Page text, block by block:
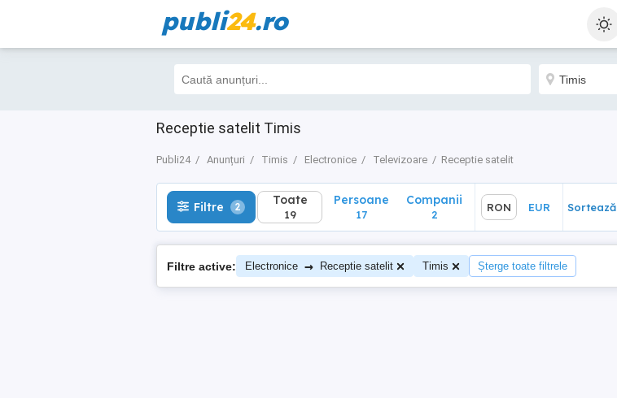
publi24.ro
Receptie satelit Timis
Publi24 Anunțuri Timis Electronice Televizoare Receptie satelit
Filtre 2 Toate
19
Sortează
Filtre 2 Toate
19
Persoane
17
Companii
2
RON EUR Sortează
Filtre active: Electronice → Receptie satelit Timis Șterge toate filtrele